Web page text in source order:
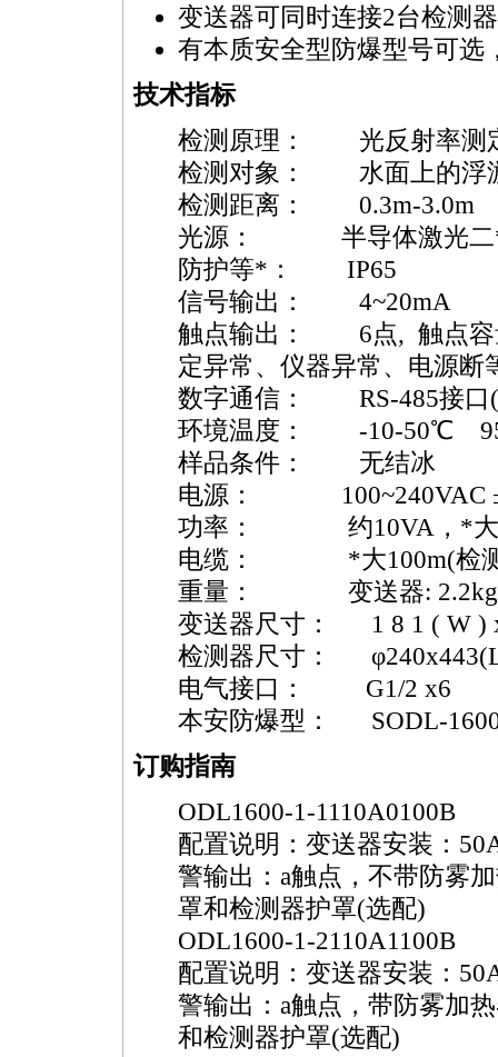
变送器可同时连接2台检测
有本质安全型防爆型号可选
技术指标
检测原理： 光反射率测
检测对象： 水面上的浮
检测距离： 0.3m-3.0m
光源： 半导体激光二
防护等* ： IP65
信号输出： 4~20mA
触点输出： 6点, 触点容
定异常、仪器异常、电源断
数字通信： RS-485接口(
环境温度： -10-50℃
样品条件： 无结冰
电源： 100~240VAC
功率： 约10VA， *
电缆： *大100m(检
重量： 变送器: 2.2kg,
变送器尺寸： 1 8 1 ( W )
检测器尺寸：
电气接口： G1/2 x6
本安防爆型： SODL-
订购指南
ODL1600-1-1110A0100B
配置说明：变送器安装：
警输出：a触点，不带防雾
罩和检测器护罩(选配)
ODL1600-1-2110A1100B
配置说明：变送器安装：
警输出：a触点，带防雾加
和检测器护罩(选配)